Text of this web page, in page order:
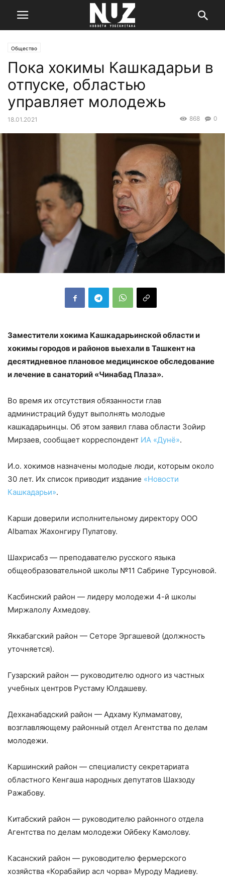
Общество
Пока хокимы Кашкадарьи в
отпуске, областью
управляет молодежь
18.01.2021 0
868
Заместители хокима Кашкадарьинской области и
хокимы городов и районов выехали в Ташкент на
десятидневное плановое медицинское обследование
и лечение в санаторий «Чинабад Плаза».
Во время их отсутствия обязанности глав
администраций будут выполнять молодые
кашкадарьинцы. Об этом заявил глава области Зойир
Мирзаев, сообщает корреспондент ИА «Дунё».
И.о. хокимов назначены молодые люди, которым около
30 лет. Их список приводит издание «Новости
Кашкадарьи».
Карши доверили исполнительному директору ООО
Albamax Жахонгиру Пулатову.
Шахрисабз — преподавателю русского языка
общеобразовательной школы №11 Сабрине Турсуновой.
Касбинский район — лидеру молодежи 4-й школы
Миржалолу Ахмедову.
Яккабагский район — Сеторе Эргашевой (должность
уточняется).
Гузарский район — руководителю одного из частных
учебных центров Рустаму Юлдашеву.
Дехканабадский район — Адхаму Кулмаматову,
возглавляющему районный отдел Агентства по делам
молодежи.
Каршинский район — специалисту секретариата
областного Кенгаша народных депутатов Шахзоду
Ражабову.
Китабский район — руководителю районного отдела
Агентства по делам молодежи Ойбеку Камолову.
Касанский район — руководителю фермерского
хозяйства «Корабайир асл чорва» Муроду Мадиеву.